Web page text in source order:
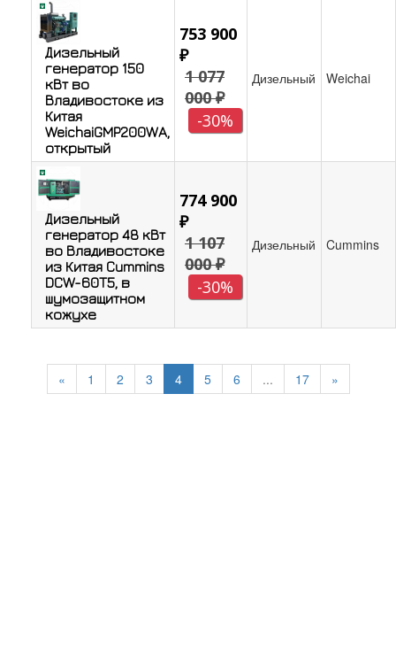
Дизельный
генератор 150
кВт во
Владивостоке из
Китая
WeichaiGMP200WA,
открытый
753 900
₽
1 077
000 ₽
-30%
Дизельный Weichai
Дизельный
генератор 48 кВт
во Владивостоке
из Китая Cummins
DCW-60T5, в
шумозащитном
кожухе
774 900
₽
1 107
000 ₽
-30%
Дизельный Cummins
« 1 2 3 4 5 6 ... 17 »